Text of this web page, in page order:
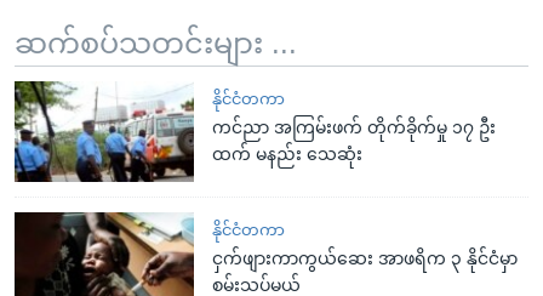
ဆက်စပ်သတင်းများ ...
နိုင်ငံတကာ
ကင်ညာ အကြမ်းဖက် တိုက်ခိုက်မှု ၁၇ ဦး
ထက် မနည်း သေဆုံး
နိုင်ငံတကာ
ငှက်ဖျားကာကွယ်ဆေး အာဖရိက ၃ နိုင်ငံမှာ
စမ်းသပ်မယ်